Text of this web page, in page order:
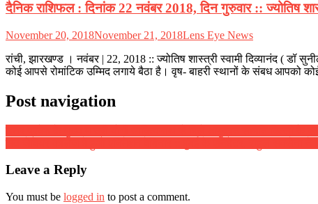
दैनिक राशिफल : दिनांक 22 नवंबर 2018, दिन गुरुवार :: ज्योतिष
November 20, 2018November 21, 2018Lens Eye News
रांची, झारखण्ड । नवंबर | 22, 2018 :: ज्योतिष शास्त्री स्वामी दिव्यानंद ( डॉ
कोई आपसे रोमांटिक उम्मिद लगाये बैठा है। वृष- बाहरी स्थानों के संबध आपको
Post navigation
Leave a Reply
You must be logged in to post a comment.